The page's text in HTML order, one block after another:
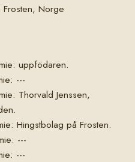
Norge
uppfödaren.
---
Thorvald Jenssen,
Hingstbolag på Frosten.
---
---